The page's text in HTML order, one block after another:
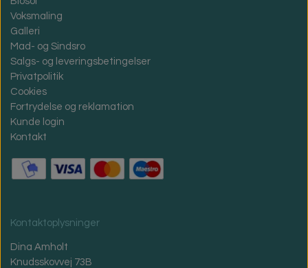
Voksmaling
Galleri
Mad- og Sindsro
Salgs- og leveringsbetingelser
Privatpolitik
Cookies
Fortrydelse og reklamation
Kunde login
Kontakt
Kontaktoplysninger
Dina Amholt
Knudsskovvej 73B